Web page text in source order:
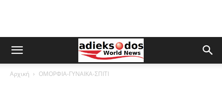
Αρχική ΟΜΟΡΦΙΑ-ΓΥΝΑΙΚΑ-ΣΠΙΤΙ